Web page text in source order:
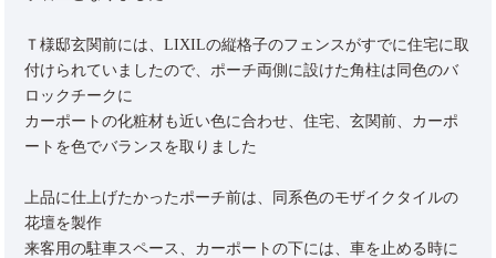
Ｔ様邸玄関前には、LIXILの縦格子のフェンスがすでに住宅に取
付けられていましたので、ポーチ両側に設けた角柱は同色のバ
ロックチークに
カーポートの化粧材も近い色に合わせ、住宅、玄関前、カーポ
ートを色でバランスを取りました
上品に仕上げたかったポーチ前は、同系色のモザイクタイルの
花壇を製作
来客用の駐車スペース、カーポートの下には、車を止める時に